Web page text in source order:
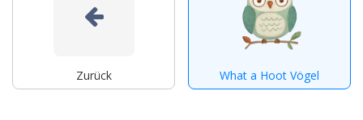
Zurück What a Hoot Vögel